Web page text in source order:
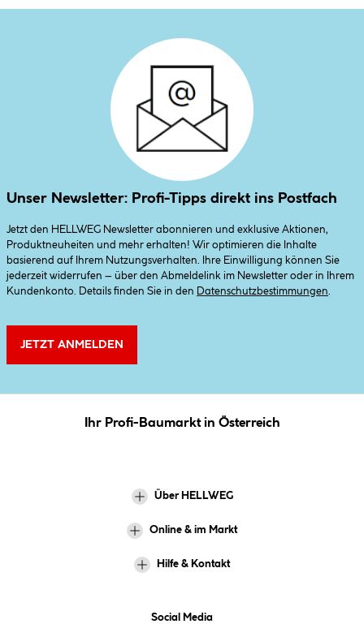
Unser Newsletter: Profi-Tipps direkt ins Postfach
Jetzt den HELLWEG Newsletter abonnieren und exklusive Aktionen,
Produktneuheiten und mehr erhalten! Wir optimieren die Inhalte
basierend auf Ihrem Nutzungsverhalten. Ihre Einwilligung können Sie
jederzeit widerrufen – über den Abmeldelink im Newsletter oder in Ihrem
Kundenkonto. Details finden Sie in den Datenschutzbestimmungen.
JETZT ANMELDEN
Ihr Profi-Baumarkt in Österreich
Über HELLWEG
Online & im Markt
Hilfe & Kontakt
Social Media